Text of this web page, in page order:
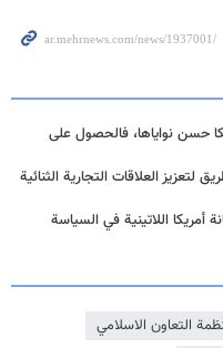
حسن نواياها، فالحصول على
لتعزيز العلاقات التجارية الثنائية
أمريكا اللاتينية في السياسة
التعاون الاسلامي